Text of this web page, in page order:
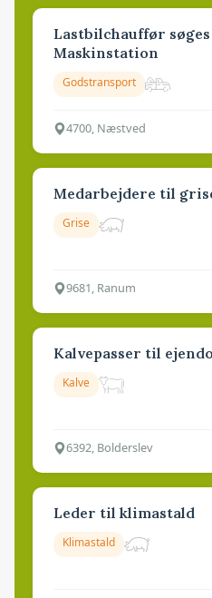
Lastbilchauffør
Maskinstation
Godstransport
4700, Næstved
Medarbejdere til
Grise
9681, Ranum
Kalvepasser til
Kalve
6392, Bolderslev
Leder til klimastald
Klimastald